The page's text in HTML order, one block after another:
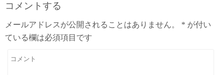
コメントする
メールアドレスが公開されることはありません。 * が付い
ている欄は必須項目です